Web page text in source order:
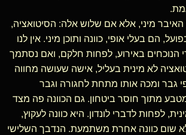
מיני, אלא אם שלוש אלה: הסיטואציה,
הם בעלי אופי, כוונה ותוכן מיני. אין לנו
הנוכחים באירוע, לפחות חלקם, ואם נסתמך
לא מינית בעליל, אישה שעושה מחווה
גבר ומכה אותו מתחת לחגורה וגבר
מתוך חוסר ביטחון. גם הכוונה פה מצד
לפחות לדברי לונדון. היא כוונה לעקוץ,
ללא שום כוונה אחרת משתמעת. הנדבך השלישי